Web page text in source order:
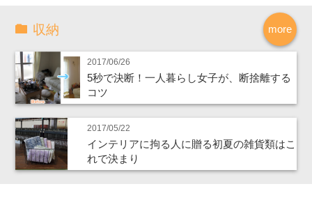
more
収納
2017/06/26
5秒で決断！一人暮らし女子が、断捨離する
コツ
2017/05/22
インテリアに拘る人に贈る初夏の雑貨類はこ
れで決まり